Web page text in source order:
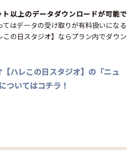
ト以上のデータダウンロードが可能で
はデータの受け取りが有料扱いになる
この日スタジオ】ならプラン内でダウン
ハレこの日スタジオ】の「ニュ
ついてはコチラ！